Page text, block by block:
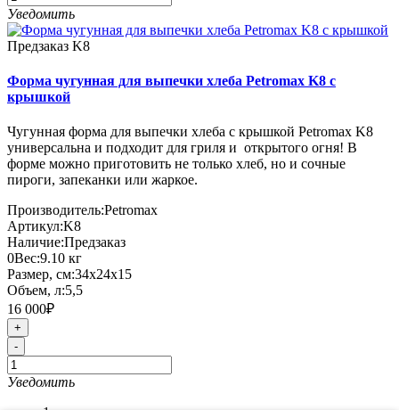
Уведомить
Предзаказ K8
Форма чугунная для выпечки хлеба Petromax K8 с
крышкой
Чугунная форма для выпечки хлеба с крышкой Petromax K8
универсальна и подходит для гриля и открытого огня! В
форме можно приготовить не только хлеб, но и сочные
пироги, запеканки или жаркое.
Производитель:Petromax
Артикул:K8
Наличие:Предзаказ
0Вес:9.10 кг
Размер, см:34х24х15
Объем, л:5,5
16 000₽
+
-
Уведомить